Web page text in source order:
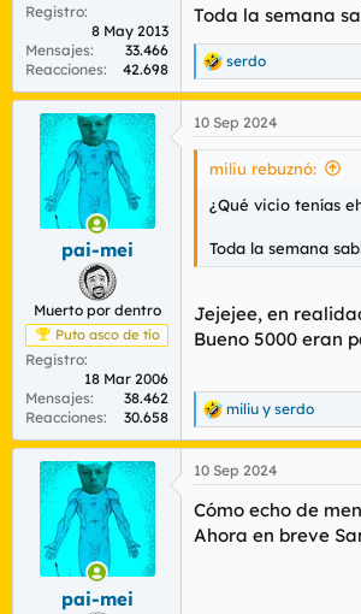
e
a
Registro
8 May 2013
Mensajes
33.466
Reacciones
42.698
Toda la semana
R
e
a
c
c
serdo
pai-mei
Muerto por dentro
Puto asco de tío
Registro
18 Mar 2006
Mensajes
38.462
Reacciones
30.658
10 Sep 2024
miliu rebuznó:
¿Qué vicio tenías
Toda la semana
Jejejee, en
Bueno 5000 eran
R
e
a
c
i
o
miliu y serdo
pai-mei
10 Sep 2024
Cómo echo de
Ahora en breve